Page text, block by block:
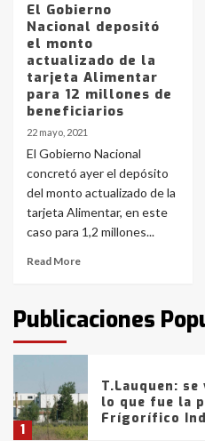
El Gobierno
Nacional depositó
el monto
actualizado de la
tarjeta Alimentar
para 12 millones de
beneficiarios
22 mayo, 2021
El Gobierno Nacional
concretó ayer el depósito
del monto actualizado de la
tarjeta Alimentar, en este
caso para 1,2 millones...
Read More
Publicaciones
4
joven de
5
Los precios
La Pampa,
6
La Bolsa de
Blanca
con lluvias y
de la provincia
fueron
tarde del
1
T.Lauquen:
lo que fue la
Frígorífico